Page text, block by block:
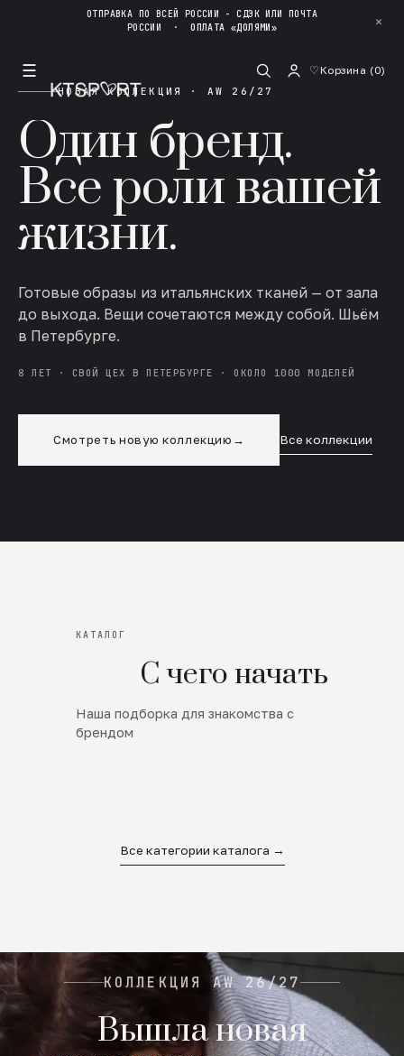
ОТПРАВКА ПО ВСЕЙ РОССИИ - СДЭК ИЛИ ПОЧТА
РОССИИ ·ОПЛАТА «ДОЛЯМИ» ✕
☰ ♡Корзина (0)
НОВАЯ КОЛЛЕКЦИЯ · AW 26/27
Один бренд.
Все роли вашей
жизни.
Готовые образы из итальянских тканей — от зала
до выхода. Вещи сочетаются между собой. Шьём
в Петербурге.
8 ЛЕТ · СВОЙ ЦЕХ В ПЕТЕРБУРГЕ · ОКОЛО 1000 МОДЕЛЕЙ
Смотреть новую коллекцию → Все коллекции
КАТАЛОГ
С чего начать
Наша подборка для знакомства с
брендом
Новинки
SALE
Все категории каталога →
КОЛЛЕКЦИЯ AW 26/27
Вышла новая